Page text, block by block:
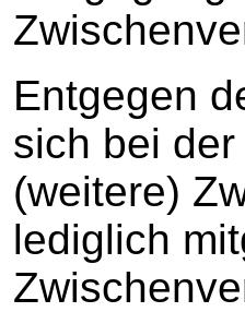
Entgegen
sich bei
(weitere)
lediglich